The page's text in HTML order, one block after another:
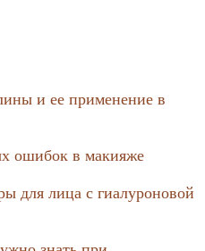
и ее применение в
ошибок в макияже
для лица с гиалуроновой